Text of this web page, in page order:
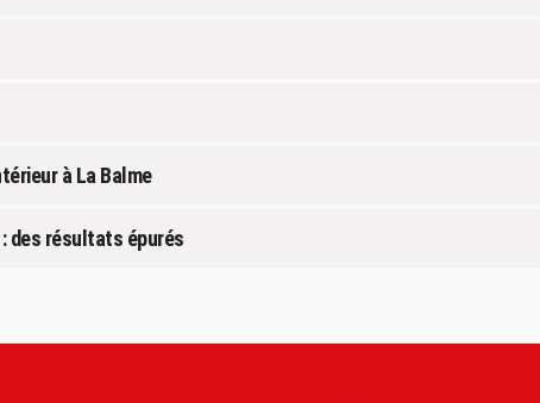
à La Balme
des résultats épurés